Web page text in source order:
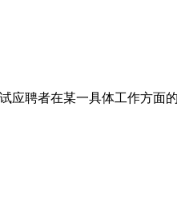
应聘者在某一具体工作方面